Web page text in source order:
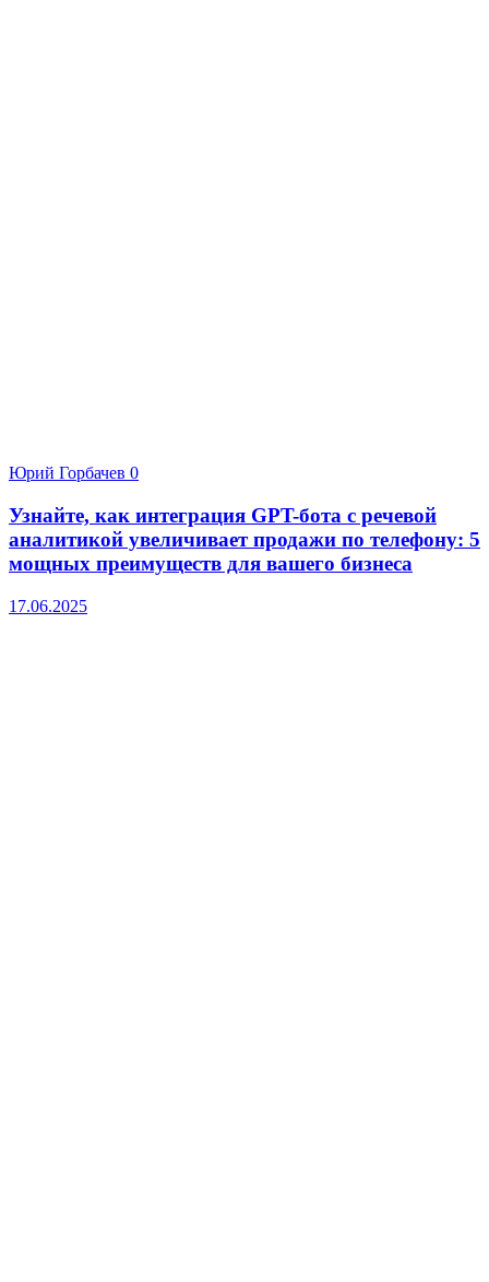
Юрий Горбачев 0
Узнайте, как интеграция GPT-бота с речевой
аналитикой увеличивает продажи по телефону: 5
мощных преимуществ для вашего бизнеса
17.06.2025